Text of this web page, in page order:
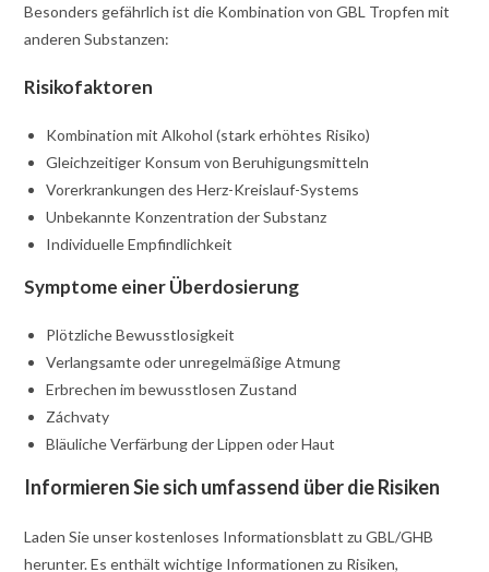
Besonders gefährlich ist die Kombination von GBL Tropfen mit
anderen Substanzen:
Risikofaktoren
Kombination mit Alkohol (stark erhöhtes Risiko)
Gleichzeitiger Konsum von Beruhigungsmitteln
Vorerkrankungen des Herz-Kreislauf-Systems
Unbekannte Konzentration der Substanz
Individuelle Empfindlichkeit
Symptome einer Überdosierung
Plötzliche Bewusstlosigkeit
Verlangsamte oder unregelmäßige Atmung
Erbrechen im bewusstlosen Zustand
Záchvaty
Bläuliche Verfärbung der Lippen oder Haut
Informieren Sie sich umfassend über die Risiken
Laden Sie unser kostenloses Informationsblatt zu GBL/GHB
herunter. Es enthält wichtige Informationen zu Risiken,